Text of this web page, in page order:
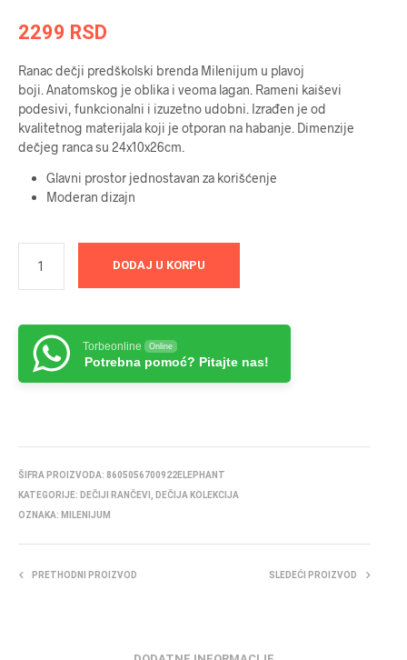
2299 RSD
Ranac dečji predškolski brenda Milenijum u plavoj
boji. Anatomskog je oblika i veoma lagan. Rameni kaiševi
podesivi, funkcionalni i izuzetno udobni. Izrađen je od
kvalitetnog materijala koji je otporan na habanje. Dimenzije
dečjeg ranca su 24x10x26cm.
Glavni prostor jednostavan za korišćenje
Moderan dizajn
DODAJ U KORPU
Torbeonline Online
Potrebna pomoć? Pitajte nas!
ŠIFRA PROIZVODA: 8605056700922ELEPHANT
KATEGORIJE: DEČIJI RANČEVI
DEČIJA KOLEKCIJA
OZNAKA: MILENIJUM
PRETHODNI PROIZVOD SLEDEĆI PROIZVOD